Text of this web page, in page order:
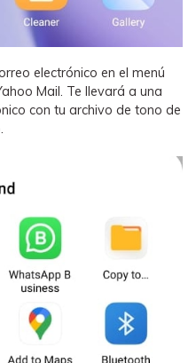
electrónico en el menú
Mail. Te llevará a una
con tu archivo de tono de